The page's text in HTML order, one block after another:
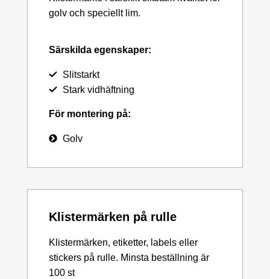
golv och speciellt lim.
Särskilda egenskaper:
Slitstarkt
Stark vidhäftning
För montering på:
Golv
Klistermärken på rulle
Klistermärken, etiketter, labels eller
stickers på rulle. Minsta beställning är
100 st